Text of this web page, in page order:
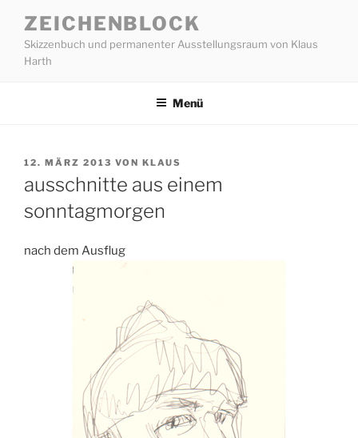
Inhalt
springen
ZEICHENBLOCK
Skizzenbuch und permanenter Ausstellungsraum von Klaus
Harth
Menü
VERÖFFENTLICHT
12. MÄRZ 2013 VON KLAUS
ausschnitte aus einem
sonntagmorgen
nach dem Ausflug